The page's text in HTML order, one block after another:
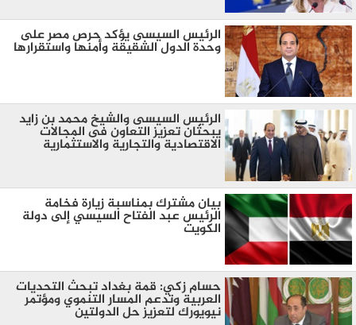
الرئيس السيسى يؤكد حرص مصر على
وحدة الدول الشقيقة وأمنها واستقرارها
الرئيس السيسى والشيخ محمد بن زايد
يبحثان تعزيز التعاون فى المجالات
الاقتصادية والتجارية والاستثمارية
بيان مشترك بمناسبة زيارة فخامة
الرئيس عبد الفتاح السيسي إلى دولة
الكويت
حسام زكي: قمة بغداد تبحث التحديات
العربية وتدعم المسار التنموي ومؤتمر
نيويورك لتعزيز حل الدولتين